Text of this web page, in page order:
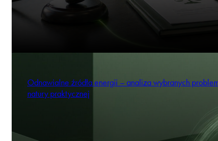
Odnawialne źródła energii – analiza wybranych
natury praktycznej